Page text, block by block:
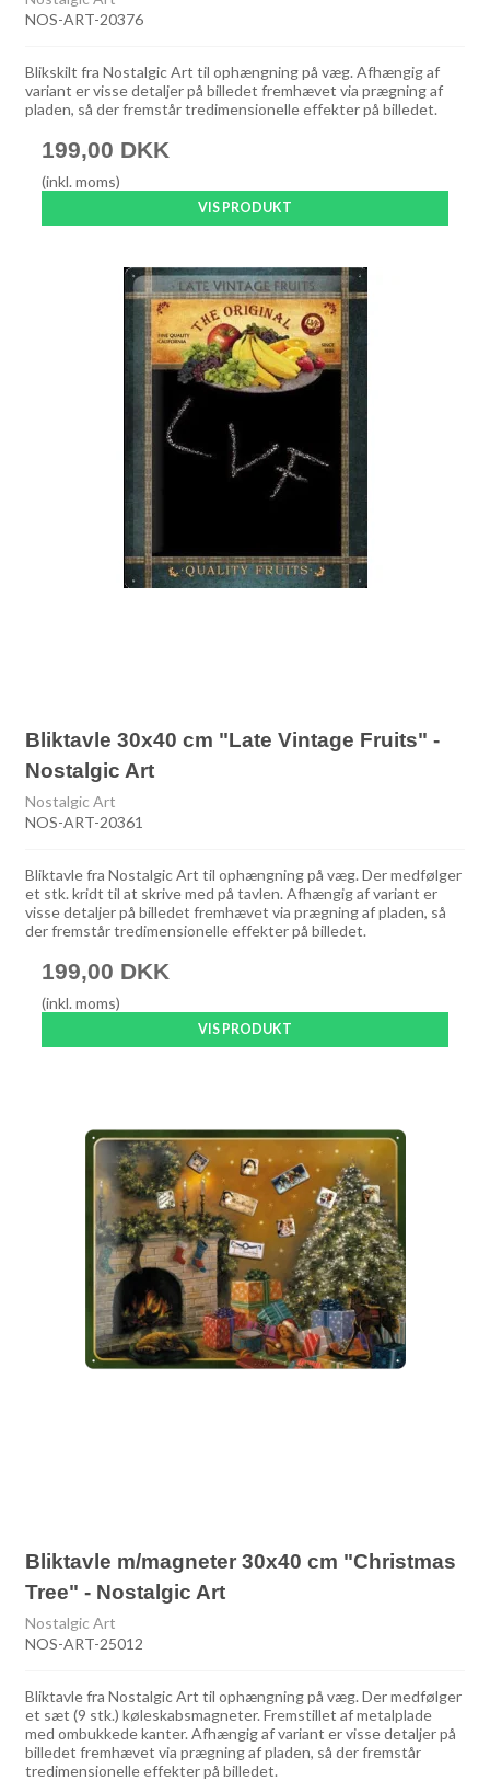
NOS-ART-20376
Blikskilt fra Nostalgic Art til ophængning på væg. Afhængig af
variant er visse detaljer på billedet fremhævet via prægning af
pladen, så der fremstår tredimensionelle effekter på billedet.
199,00 DKK
(inkl. moms)
VIS PRODUKT
Bliktavle 30x40 cm "Late Vintage Fruits" -
Nostalgic Art
Nostalgic Art
NOS-ART-20361
Bliktavle fra Nostalgic Art til ophængning på væg. Der medfølger
et stk. kridt til at skrive med på tavlen. Afhængig af variant er
visse detaljer på billedet fremhævet via prægning af pladen, så
der fremstår tredimensionelle effekter på billedet.
199,00 DKK
(inkl. moms)
VIS PRODUKT
Bliktavle m/magneter 30x40 cm "Christmas
Tree" - Nostalgic Art
Nostalgic Art
NOS-ART-25012
Bliktavle fra Nostalgic Art til ophængning på væg. Der medfølger
et sæt (9 stk.) køleskabsmagneter. Fremstillet af metalplade
med ombukkede kanter. Afhængig af variant er visse detaljer på
billedet fremhævet via prægning af pladen, så der fremstår
tredimensionelle effekter på billedet.